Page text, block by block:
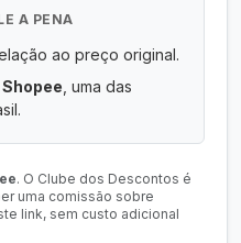
A PENA
ao preço original.
Shopee , uma das
. O Clube dos Descontos é
uma comissão sobre
link, sem custo adicional